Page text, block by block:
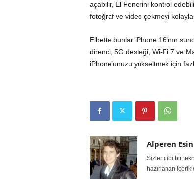
açabilir, El Fenerini kontrol
fotoğraf ve video çekmeyi
Elbette bunlar iPhone 16’nın
direnci, 5G desteği, Wi-Fi 7 ve
iPhone’unuzu yükseltmek için
Alperen Esin
Sizler gibi bir
hazırlanan